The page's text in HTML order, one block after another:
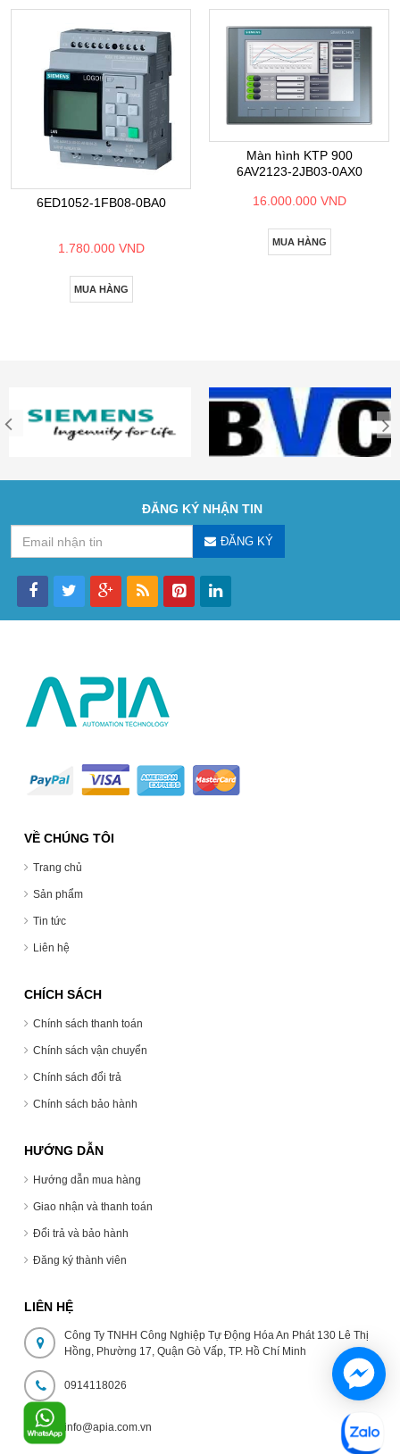
6ED1052-1FB08-0BA0
1.780.000 VND
MUA HÀNG
Màn hình KTP 900
6AV2123-2JB03-0AX0
16.000.000 VND
MUA HÀNG
ĐĂNG KÝ NHẬN TIN
ĐĂNG KÝ
VỀ CHÚNG TÔI
Trang chủ
Sản phẩm
Tin tức
Liên hệ
CHÍCH SÁCH
Chính sách thanh toán
Chính sách vận chuyển
Chính sách đổi trả
Chính sách bảo hành
HƯỚNG DẪN
Hướng dẫn mua hàng
Giao nhận và thanh toán
Đổi trả và bảo hành
Đăng ký thành viên
LIÊN HỆ
Công Ty TNHH Công Nghiệp Tự Động Hóa An Phát 130 Lê Thị
Hồng, Phường 17, Quận Gò Vấp, TP. Hồ Chí Minh
0914118026
info@apia.com.vn